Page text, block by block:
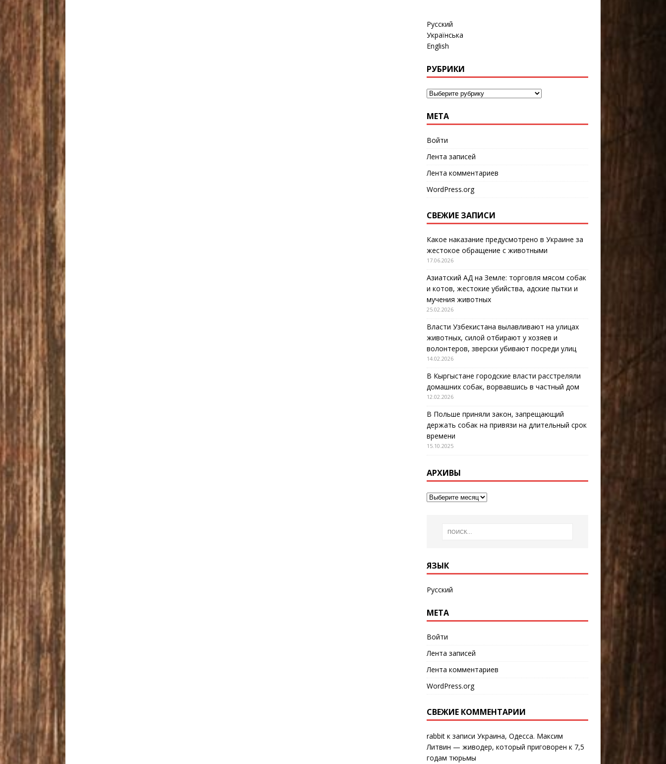
Русский
Українська
English
РУБРИКИ
МЕТА
Войти
Лента записей
Лента комментариев
WordPress.org
СВЕЖИЕ ЗАПИСИ
Какое наказание предусмотрено в Украине за
жестокое обращение с животными
17.06.2026
Азиатский АД на Земле: торговля мясом собак
и котов, жестокие убийства, адские пытки и
мучения животных
25.02.2026
Власти Узбекистана вылавливают на улицах
животных, силой отбирают у хозяев и
волонтеров, зверски убивают посреди улиц
14.02.2026
В Кыргыстане городские власти расстреляли
домашних собак, ворвавшись в частный дом
12.02.2026
В Польше приняли закон, запрещающий
держать собак на привязи на длительный срок
времени
15.10.2025
АРХИВЫ
ЯЗЫК
Русский
МЕТА
Войти
Лента записей
Лента комментариев
WordPress.org
СВЕЖИЕ КОММЕНТАРИИ
rabbitк записи Украина, Одесса. Максим
Литвин — живодер, который приговорен к 7,5
годам тюрьмы